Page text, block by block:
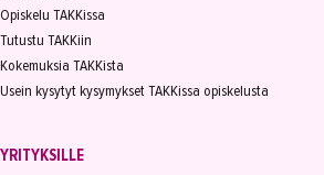
Opiskelu TAKKissa
Tutustu TAKKiin
Kokemuksia TAKKista
Usein kysytyt kysymykset TAKKissa opiskelusta
YRITYKSILLE